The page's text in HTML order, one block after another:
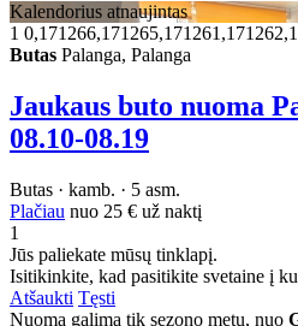
Kalendorius atnaujintas
1
Butas Palanga, Palanga
Jaukaus buto nuoma
08.10-08.19
Butas · kamb. · 5 asm.
Plačiau nuo 25 € už naktį
1
Jūs paliekate mūsų tinklapį.
Isitikinkite, kad pasitikite svetaine į
Atšaukti Tęsti
Nuoma galima tik sezono metu, nuo